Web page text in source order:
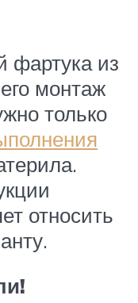
фартука из
монтаж
только
относить